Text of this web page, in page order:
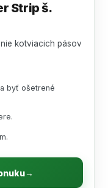
Strip š.
kotviacich pásov
byť ošetrené
→